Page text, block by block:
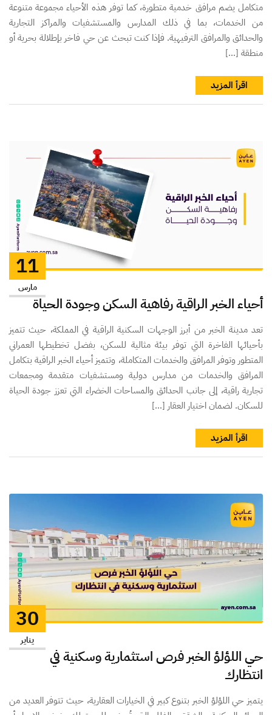
متكامل يضم مرافق خدمية متطورة، كما توفر هذه الأحياء مجموعة متنوعة
من الخدمات، بما في ذلك المدارس والمستشفيات والمراكز التجارية
والحدائق والمرافق الترفيهية. فإذا كنت تبحث عن حي فاخر بإطلالة بحرية أو
منطقة […]
اقرأ المزيد
أحياء الخبر الراقية رفاهية السكن وجودة الحياة
تعد مدينة الخبر من أبرز الوجهات السكنية الراقية في المملكة، حيث تتميز
بأحيائها الفاخرة التي توفر بيئة مثالية للسكن، بفضل تخطيطها العمراني
المتطور وتوفر المرافق والخدمات المتكاملة، وتتميز أحياء الخبر الراقية بتكامل
المرافق والخدمات من مدارس دولية ومستشفيات متقدمة ومجمعات
تجارية راقية، إلى جانب الحدائق والمساحات الخضراء التي تعزز جودة الحياة
للسكان. لضمان اختيار العقار […]
11
مارس
اقرأ المزيد
حي اللؤلؤ الخبر فرص استثمارية وسكنية في
انتظارك
يتميز حي اللؤلؤ الخبر بتنوع كبير في الخيارات العقارية، حيث تتوفر العديد من
30
يناير